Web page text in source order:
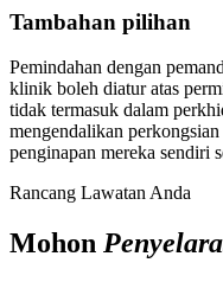
Tambahan pilihan
Pemindahan dengan
klinik boleh diatur atas
tidak termasuk dalam
mengendalikan
penginapan mereka sendiri
Rancang Lawatan Anda
Mohon